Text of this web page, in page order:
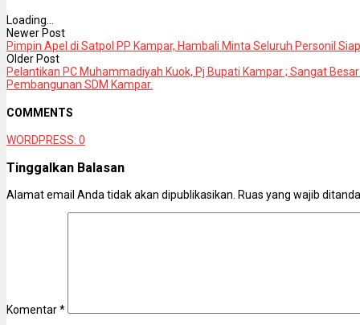
Loading...
Newer Post
Pimpin Apel di Satpol PP Kampar, Hambali Minta Seluruh Personil
Older Post
Pelantikan PC Muhammadiyah Kuok, Pj Bupati Kampar ; Sangat
Pembangunan SDM Kampar.
COMMENTS
WORDPRESS: 0
Tinggalkan Balasan
Alamat email Anda tidak akan dipublikasikan. Ruas yang wajib
Komentar*